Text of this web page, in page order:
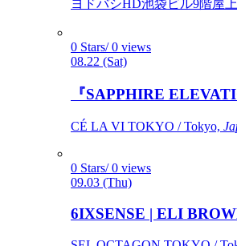
ヨドバシHD池袋ビル9階屋
0 Stars/ 0 views
08.22 (Sat)
『SAPPHIRE
CÉ LA VI TOKYO / Tokyo,
0 Stars/ 0 views
09.03 (Thu)
6IXSENSE | ELI